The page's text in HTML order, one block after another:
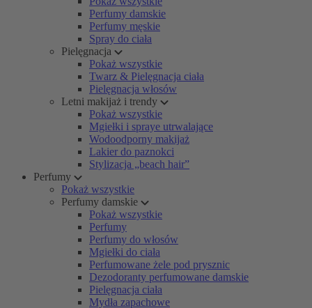
Perfumy damskie
Perfumy męskie
Spray do ciała
Pielęgnacja
Pokaż wszystkie
Twarz & Pielęgnacja ciała
Pielęgnacja włosów
Letni makijaż i trendy
Pokaż wszystkie
Mgiełki i spraye utrwalające
Wodoodporny makijaż
Lakier do paznokci
Stylizacja „beach hair”
Perfumy
Pokaż wszystkie
Perfumy damskie
Pokaż wszystkie
Perfumy
Perfumy do włosów
Mgiełki do ciała
Perfumowane żele pod prysznic
Dezodoranty perfumowane damskie
Pielęgnacja ciała
Mydła zapachowe